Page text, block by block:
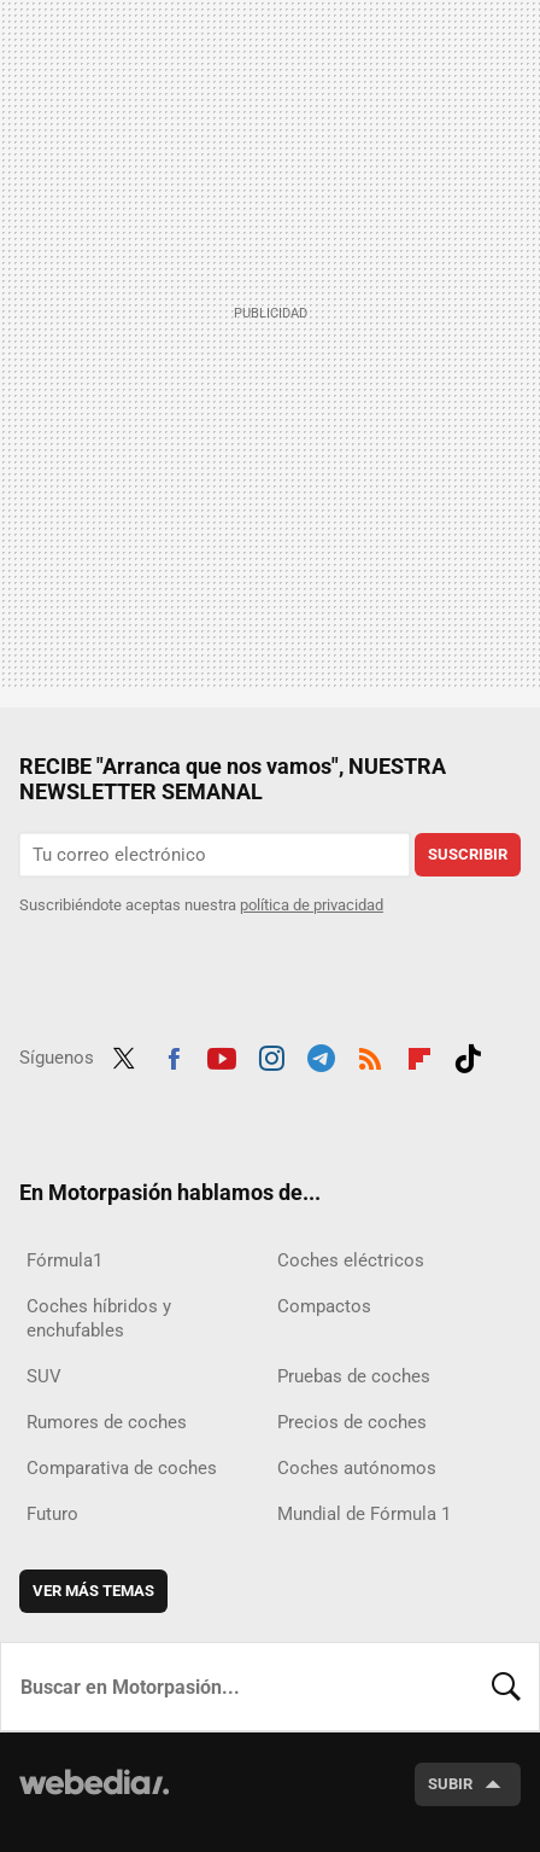
RECIBE "Arranca que nos vamos", NUESTRA
NEWSLETTER SEMANAL
SUSCRIBIR
Suscribiéndote aceptas nuestra política de privacidad
Síguenos
En Motorpasión hablamos de...
Fórmula1 Coches eléctricos
Coches híbridos y
enchufables
Compactos
SUV Pruebas de coches
Rumores de coches Precios de coches
Comparativa de coches Coches autónomos
Futuro Mundial de Fórmula 1
VER MÁS TEMAS
SUBIR